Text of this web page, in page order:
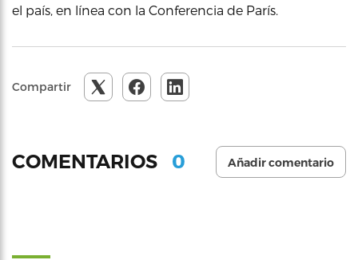
el país, en línea con la Conferencia de París.
Compartir
COMENTARIOS 0 Añadir comentario